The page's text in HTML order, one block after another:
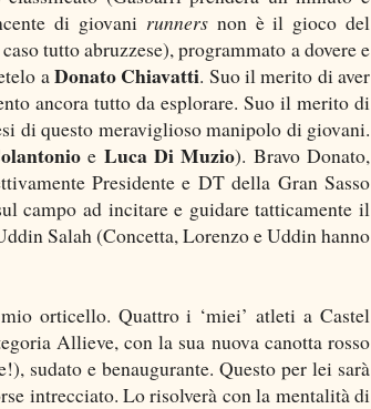
di giovani runnersnon è il gioco del
tutto abruzzese), programmato a dovere e
aDonato Chiavatti. Suo il merito di aver
ancora tutto da esplorare. Suo il merito di
di questo meraviglioso manipolo di giovani.
e Luca Di Muzio). Bravo Donato,
Presidente e DT della Gran Sasso
campo ad incitare e guidare tatticamente il
Salah (Concetta, Lorenzo e Uddin hanno
orticello. Quattro i ‘miei’ atleti a Castel
Allieve, con la sua nuova canotta rosso
sudato e benaugurante. Questo per lei sarà
intrecciato. Lo risolverà con la mentalità di